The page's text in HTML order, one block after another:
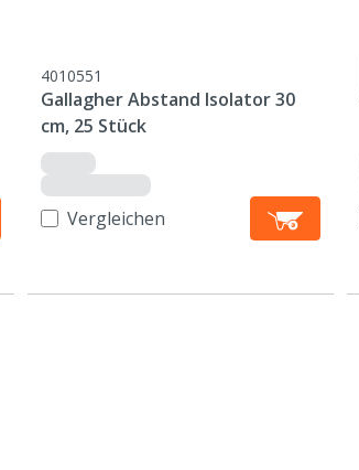
4010551
Gallagher Abstand Isolator 30
cm, 25 Stück
Vergleichen